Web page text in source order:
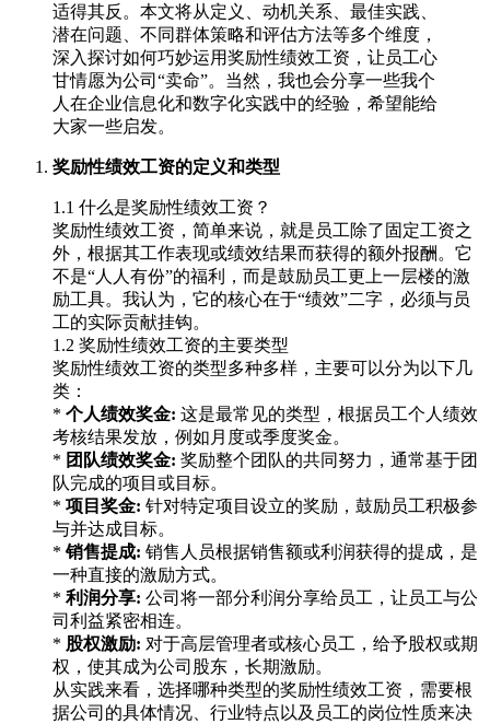
适得其反。本文将从定义、动机关系、最佳实践、
潜在问题、不同群体策略和评估方法等多个维度，
深入探讨如何巧妙运用奖励性绩效工资，让员工心
甘情愿为公司“卖命”。当然，我也会分享一些我个
人在企业信息化和数字化实践中的经验，希望能给
大家一些启发。
奖励性绩效工资的定义和类型
1.1 什么是奖励性绩效工资？
奖励性绩效工资，简单来说，就是员工除了固定工资之
外，根据其工作表现或绩效结果而获得的额外报酬。它
不是“人人有份”的福利，而是鼓励员工更上一层楼的激
励工具。我认为，它的核心在于“绩效”二字，必须与员
工的实际贡献挂钩。
1.2 奖励性绩效工资的主要类型
奖励性绩效工资的类型多种多样，主要可以分为以下几
类：
* 个人绩效奖金: 这是最常见的类型，根据员工个人绩效
考核结果发放，例如月度或季度奖金。
* 团队绩效奖金: 奖励整个团队的共同努力，通常基于团
队完成的项目或目标。
* 项目奖金: 针对特定项目设立的奖励，鼓励员工积极参
与并达成目标。
*销售提成: 销售人员根据销售额或利润获得的提成，是
一种直接的激励方式。
* 利润分享: 公司将一部分利润分享给员工，让员工与公
司利益紧密相连。
* 股权激励: 对于高层管理者或核心员工，给予股权或期
权，使其成为公司股东，长期激励。
从实践来看，选择哪种类型的奖励性绩效工资，需要根
据公司的具体情况、行业特点以及员工的岗位性质来决